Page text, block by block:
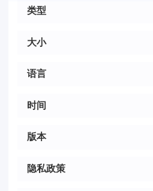
类型
大小
语言
时间
版本
隐私政策